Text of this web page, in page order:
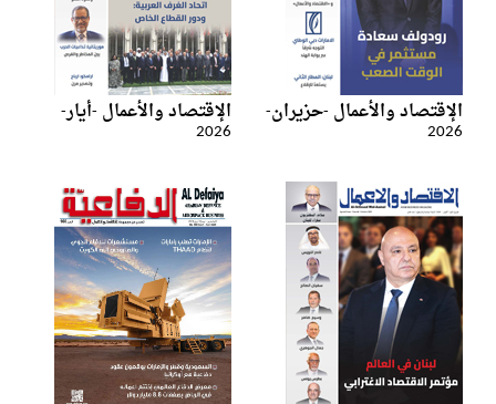
الإقتصاد والأعمال -حزيران-
2026
الإقتصاد والأعمال -أيار-
2026